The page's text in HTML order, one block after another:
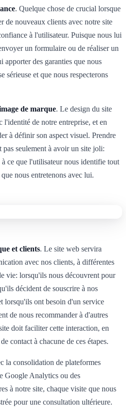
. Quelque chose de crucial lorsque
de nouveaux clients avec notre site
à l'utilisateur. Puisque nous lui
un formulaire ou de réaliser un
apporter des garanties que nous
sérieuse et que nous respecterons
de marque. Le design du site
l'identité de notre entreprise, et en
à définir son aspect visuel. Prendre
pas seulement à avoir un site joli:
ce que l'utilisateur nous identifie tout
nous entretenons avec lui.
et clients. Le site web servira
avec nos clients, à différentes
vie: lorsqu'ils nous découvrent pour
décident de souscrire à nos
lorsqu'ils ont besoin d'un service
de nous recommander à d'autres
doit faciliter cette interaction, en
contact à chacune de ces étapes.
la consolidation de plateformes
Google Analytics ou des
à notre site, chaque visite que nous
pour une consultation ultérieure.